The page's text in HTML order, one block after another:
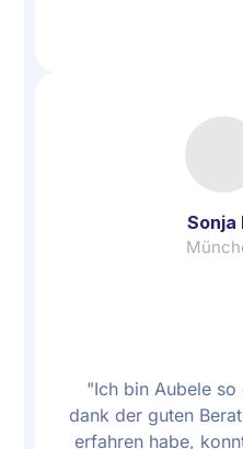
Sonja
"Ich bin Aubele so
dank der guten
erfahren habe,